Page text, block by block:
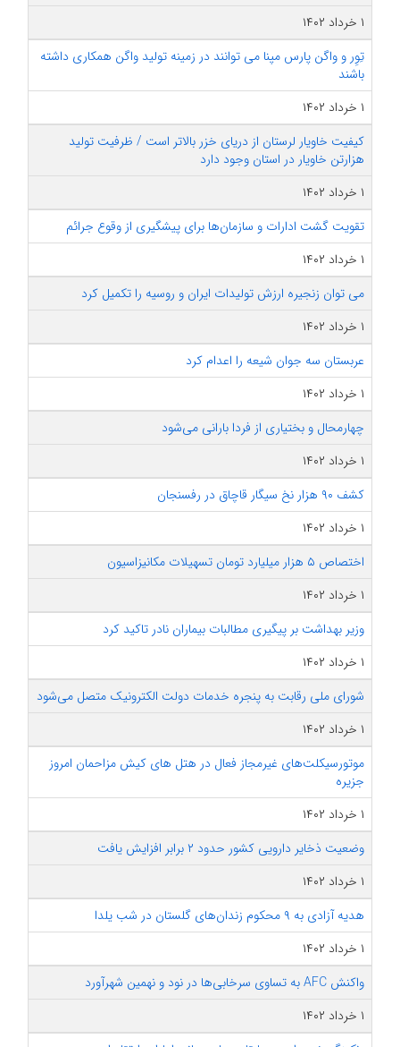
۱ خرداد ۱۴۰۲
تِوِر و واگن پارس مپنا می توانند در زمینه تولید واگن همکاری داشته
باشند
۱ خرداد ۱۴۰۲
کیفیت خاویار لرستان از دریای خزر بالاتر است / ظرفیت تولید
هزارتن خاویار در استان وجود دارد
۱ خرداد ۱۴۰۲
تقویت گشت ادارات و سازمان‌ها برای پیشگیری از وقوع جرائم
۱ خرداد ۱۴۰۲
می توان زنجیره ارزش تولیدات ایران و روسیه را تکمیل کرد
۱ خرداد ۱۴۰۲
عربستان سه جوان شیعه را اعدام کرد
۱ خرداد ۱۴۰۲
چهارمحال و بختیاری از فردا بارانی می‌شود
۱ خرداد ۱۴۰۲
کشف ۹۰ هزار نخ سیگار قاچاق در رفسنجان
۱ خرداد ۱۴۰۲
اختصاص ۵ هزار میلیارد تومان تسهیلات مکانیزاسیون
۱ خرداد ۱۴۰۲
وزیر بهداشت بر پیگیری مطالبات بیماران نادر تاکید کرد
۱ خرداد ۱۴۰۲
شورای ملی رقابت به پنجره خدمات دولت الکترونیک متصل می‌شود
۱ خرداد ۱۴۰۲
موتورسیکلت‌های غیرمجاز فعال در هتل های کیش مزاحمان امروز
جزیره
۱ خرداد ۱۴۰۲
وضعیت ذخایر دارویی کشور حدود ۲ برابر افزایش یافت
۱ خرداد ۱۴۰۲
هدیه آزادی به ۹ محکوم زندان‌های گلستان در شب یلدا
۱ خرداد ۱۴۰۲
واکنش AFC به تساوی سرخابی‌ها در نود و نهمین شهرآورد
۱ خرداد ۱۴۰۲